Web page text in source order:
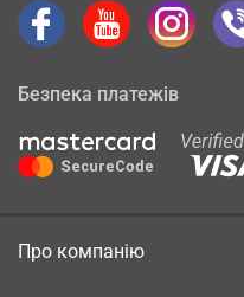
Безпека платежів
Про компанію